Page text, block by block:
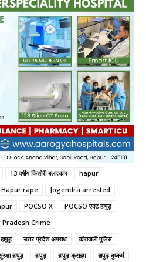
13 वर्षीय किशोरी बलात्कार
hapur
Hapur rape
Jogendra arrested
POCSO X
POCSO एक्ट हापुड़
Pradesh Crime
उत्तर प्रदेश अपराध
कोतवाली पुलिस
हापुड़ हापुड़ हापुड़ क्राइम
हापुड़ दुष्कर्म